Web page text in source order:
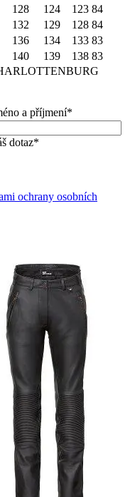
128 124 123 84
132 129 128 84
136 134 133 83
140 139 138 83
a příjmení*
dotaz*
ochrany osobních